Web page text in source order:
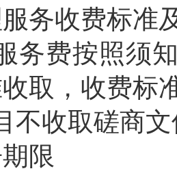
务收费标准
务费按照须
取，收费标
不收取磋商
限